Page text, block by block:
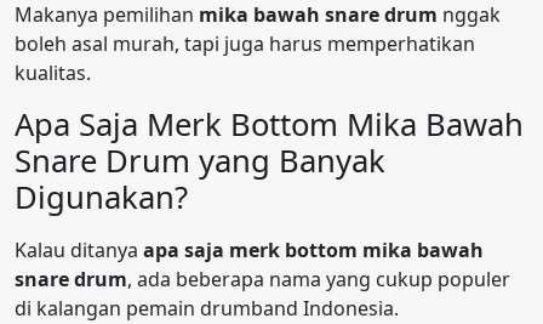
Makanya pemilihan mika bawah snare drum nggak
boleh asal murah, tapi juga harus memperhatikan
kualitas.
Apa Saja Merk Bottom Mika Bawah
Snare Drum yang Banyak
Digunakan?
Kalau ditanya apa saja merk bottom mika bawah
snare drum, ada beberapa nama yang cukup populer
di kalangan pemain drumband Indonesia.